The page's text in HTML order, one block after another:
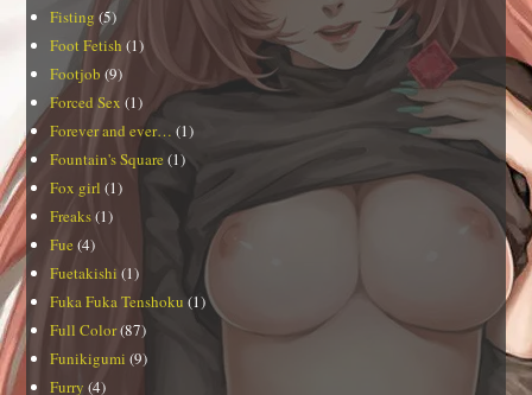
Fisting (5)
Foot Fetish (1)
Footjob (9)
Forced Sex (1)
Forever and ever… (1)
Fountain's Square (1)
Fox girl (1)
Freaks(1)
Fue (4)
Fuetakishi (1)
Fuka Fuka Tenshoku (1)
Full Color(87)
Funikigumi (9)
Furry (4)